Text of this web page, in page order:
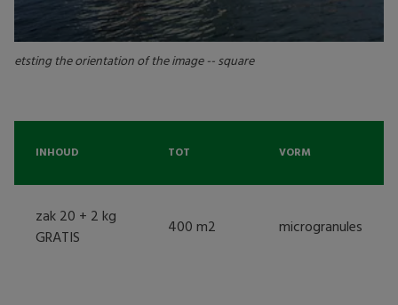
etsting the orientation of the image -- square
INHOUD TOT VORM
zak 20 + 2 kg
GRATIS
400 m2 microgranules